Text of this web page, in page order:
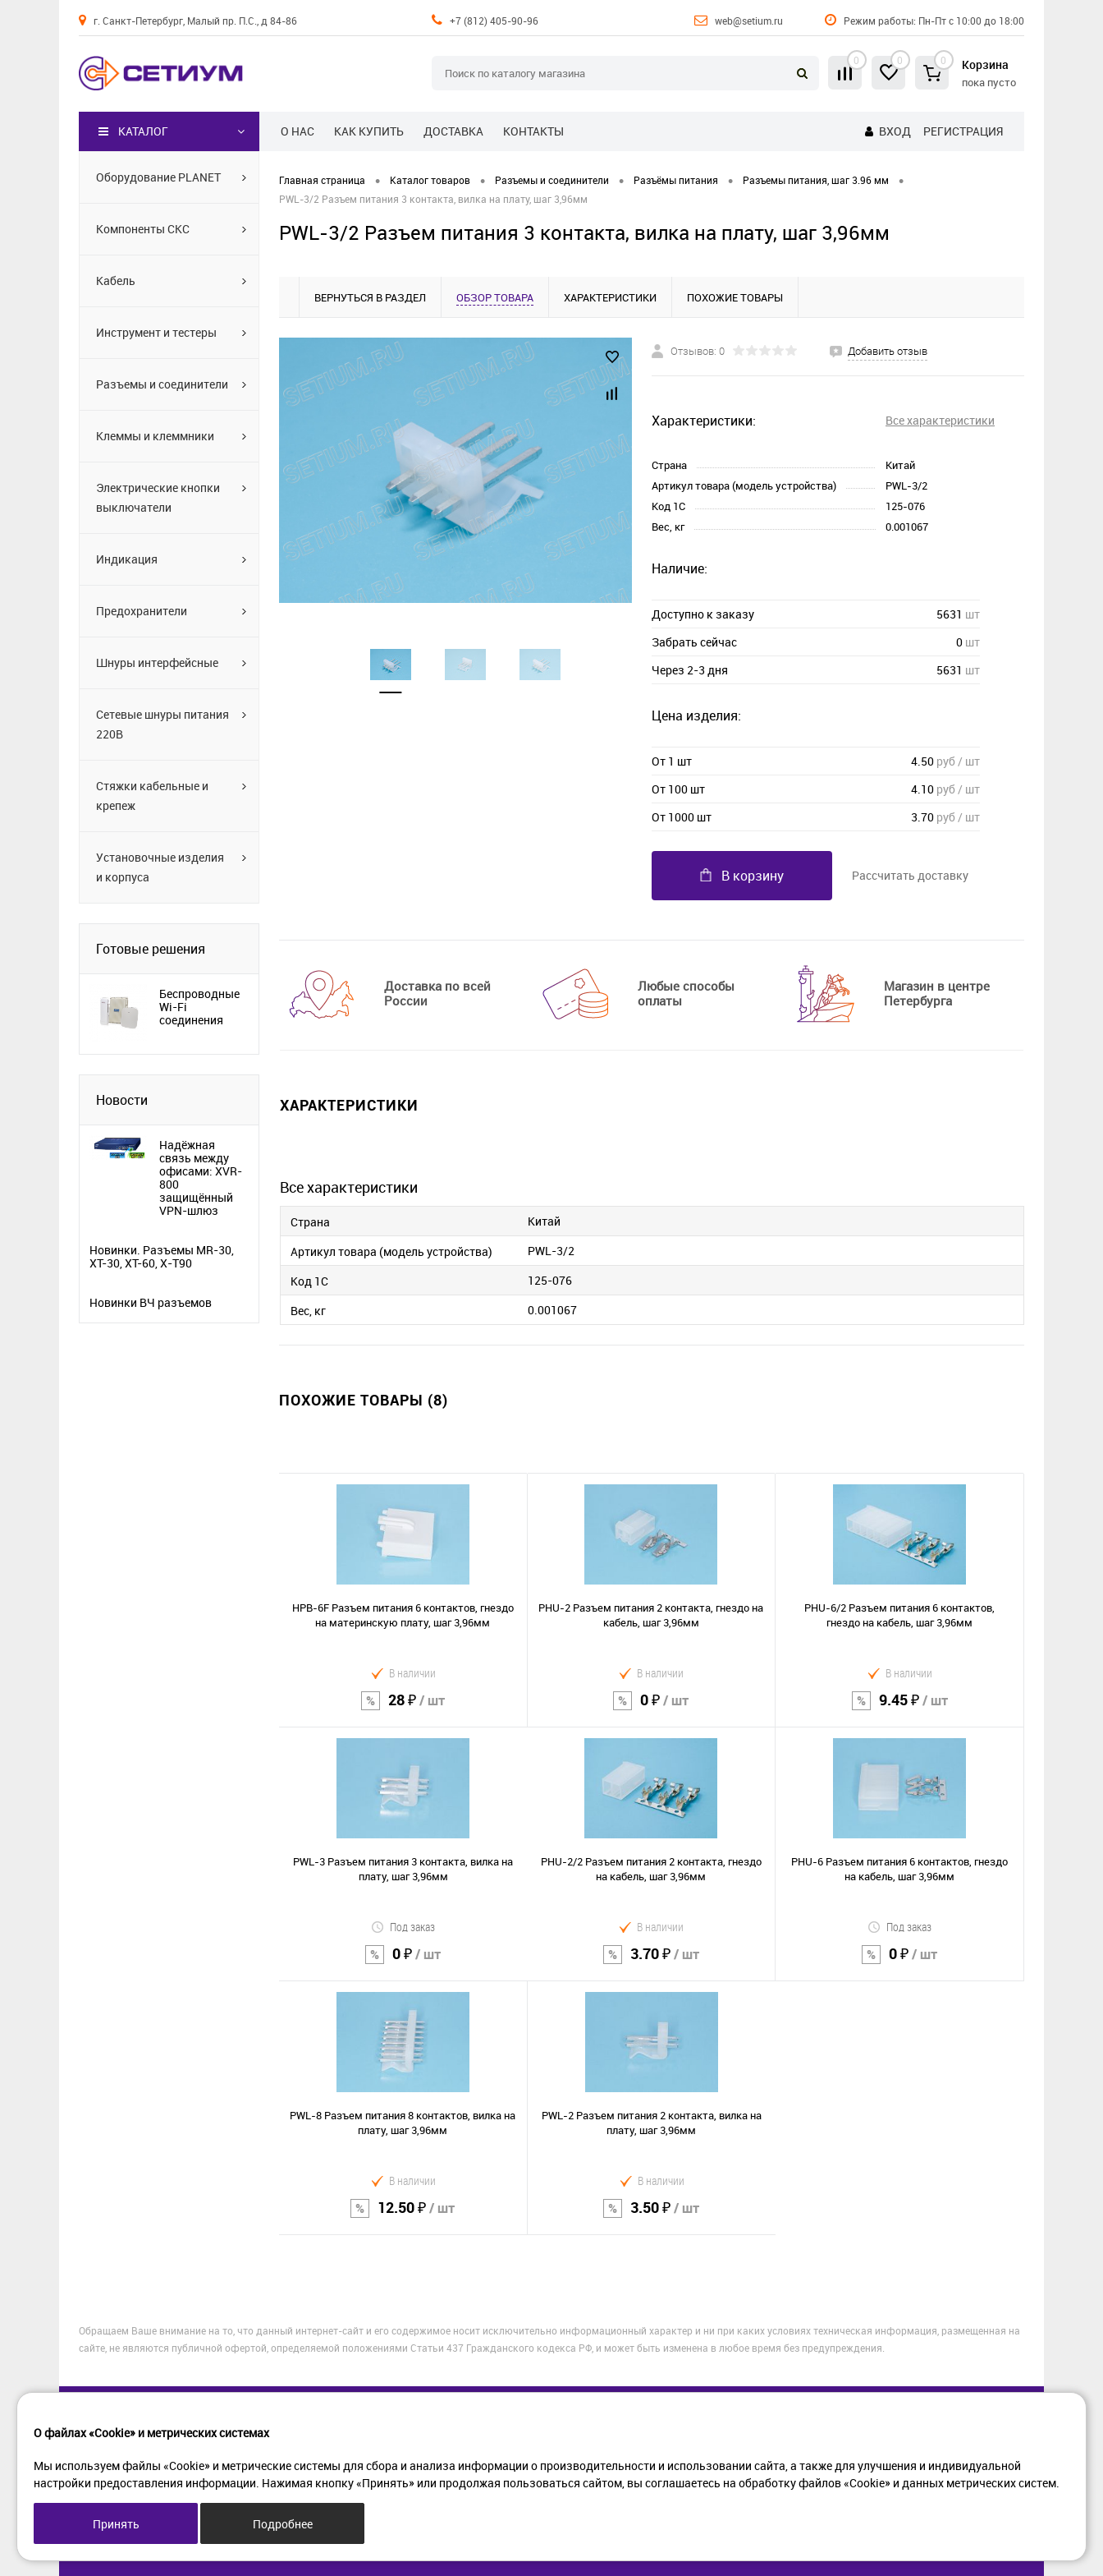
г. Санкт-Петербург, Малый пр. П.С., д 84-86 +7 (812) 405-90-96 web@setium.ru Режим работы: Пн-Пт с 10:00 до 18:00
0 0 0 Корзина
пока пусто
О НАС КАК КУПИТЬ ДОСТАВКА КОНТАКТЫ ВХОД РЕГИСТРАЦИЯ
КАТАЛОГ
Оборудование PLANET
Компоненты СКС
Кабель
Инструмент и тестеры
Разъемы и соединители
Клеммы и клеммники
Электрические кнопки
выключатели
Индикация
Предохранители
Шнуры интерфейсные
Сетевые шнуры питания
220В
Стяжки кабельные и
крепеж
Установочные изделия
и корпуса
Готовые решения
Беспроводные
Wi-Fi
соединения
Новости
Надёжная
связь между
офисами: XVR-
800
защищённый
VPN-шлюз
Новинки. Разъемы MR-30,
XT-30, XT-60, X-T90
Новинки ВЧ разъемов
Главная страница • Каталог товаров • Разъемы и соединители • Разъёмы питания • Разъемы питания, шаг 3.96 мм •
PWL-3/2 Разъем питания 3 контакта, вилка на плату, шаг 3,96мм
PWL-3/2 Разъем питания 3 контакта, вилка на плату, шаг 3,96мм
ВЕРНУТЬСЯ В РАЗДЕЛ ОБЗОР ТОВАРА ХАРАКТЕРИСТИКИ ПОХОЖИЕ ТОВАРЫ
Отзывов: 0 Добавить отзыв
Характеристики: Все характеристики
Страна
Китай
Артикул товара (модель устройства)
PWL-3/2
Код 1С
125-076
Вес, кг
0.001067
Наличие:
Доступно к заказу 5631 шт
Забрать сейчас
0 шт
Через 2-3 дня
5631 шт
Цена изделия:
От 1 шт 4.50 руб / шт
От 100 шт
4.10 руб / шт
От 1000 шт
3.70 руб / шт
В корзину Рассчитать доставку
Доставка по всей
России
Любые способы
оплаты
Магазин в центре
Петербурга
ХАРАКТЕРИСТИКИ
Все характеристики
Страна
Китай
Артикул товара (модель устройства)
PWL-3/2
Код 1С
125-076
Вес, кг
0.001067
ПОХОЖИЕ ТОВАРЫ (8)
HPB-6F Разъем питания 6 контактов, гнездо
на материнскую плату, шаг 3,96мм
В наличии
28 ₽/ шт
В корзину
PHU-2 Разъем питания 2 контакта, гнездо на
кабель, шаг 3,96мм
В наличии
0 ₽/ шт
В корзину
PHU-6/2 Разъем питания 6 контактов,
гнездо на кабель, шаг 3,96мм
В наличии
9.45 ₽/ шт
В корзину
PWL-3 Разъем питания 3 контакта, вилка на
плату, шаг 3,96мм
Под заказ
0 ₽/ шт
В корзину
PHU-2/2 Разъем питания 2 контакта, гнездо
на кабель, шаг 3,96мм
В наличии
3.70 ₽/ шт
В корзину
PHU-6 Разъем питания 6 контактов, гнездо
на кабель, шаг 3,96мм
Под заказ
0 ₽/ шт
PWL-8 Разъем питания 8 контактов, вилка на
плату, шаг 3,96мм
В наличии
12.50 ₽/ шт
В избранное
PWL-2 Разъем питания 2 контакта, вилка на
плату, шаг 3,96мм
В наличии
3.50 ₽/ шт
В избранное
Обращаем Ваше внимание на то, что данный интернет-сайт и его содержимое носит исключительно информационный характер и ни при каких условиях техническая информация, размещенная на
сайте, не являются публичной офертой, определяемой положениями Статьи 437 Гражданского кодекса РФ, и может быть изменена в любое время без предупреждения.
О компании
Новости
Контакты
Как купить
Доставка
Статьи
Политика в отношении
web@setium.ru
197136, г. Санк-Петербург,
О файлах «Cookie» и метрических системах
Мы используем файлы «Cookie» и метрические системы для сбора и анализа информации о производительности и использовании сайта, а также для улучшения и индивидуальной
настройки предоставления информации. Нажимая кнопку «Принять» или продолжая пользоваться сайтом, вы соглашаетесь на обработку файлов «Cookie» и данных метрических систем.
Принять Подробнее